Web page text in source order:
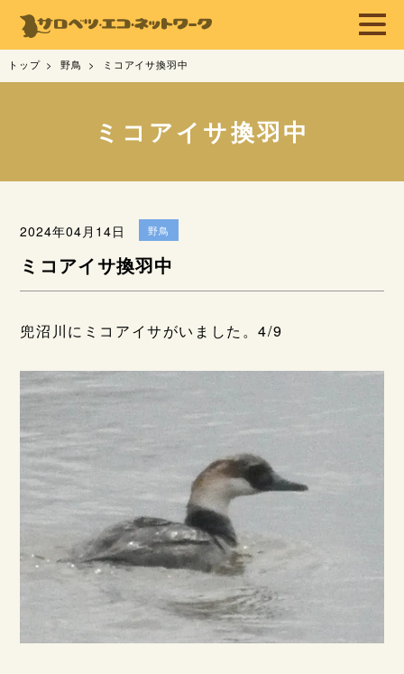
トップ 野鳥 ミコアイサ換羽中
ミコアイサ換羽中
2024年04月14日 野鳥
ミコアイサ換羽中
兜沼川にミコアイサがいました。4/9